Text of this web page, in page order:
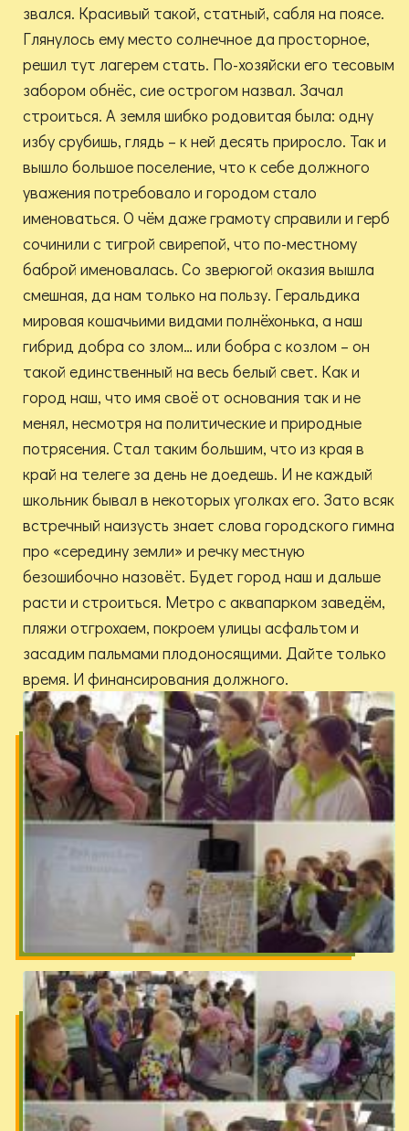
звался. Красивый такой, статный, сабля на поясе.
Глянулось ему место солнечное да просторное,
решил тут лагерем стать. По-хозяйски его тесовым
забором обнёс, сие острогом назвал. Зачал
строиться. А земля шибко родовитая была: одну
избу срубишь, глядь – к ней десять приросло. Так и
вышло большое поселение, что к себе должного
уважения потребовало и городом стало
именоваться. О чём даже грамоту справили и герб
сочинили с тигрой свирепой, что по-местному
баброй именовалась. Со зверюгой оказия вышла
смешная, да нам только на пользу. Геральдика
мировая кошачьими видами полнёхонька, а наш
гибрид добра со злом… или бобра с козлом – он
такой единственный на весь белый свет. Как и
город наш, что имя своё от основания так и не
менял, несмотря на политические и природные
потрясения. Стал таким большим, что из края в
край на телеге за день не доедешь. И не каждый
школьник бывал в некоторых уголках его. Зато всяк
встречный наизусть знает слова городского гимна
про «середину земли» и речку местную
безошибочно назовёт. Будет город наш и дальше
расти и строиться. Метро с аквапарком заведём,
пляжи отгрохаем, покроем улицы асфальтом и
засадим пальмами плодоносящими. Дайте только
время. И финансирования должного.